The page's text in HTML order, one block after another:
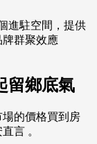
進駐空間，提供
群聚效應
留鄉底氣
場的價格買到房
言 。